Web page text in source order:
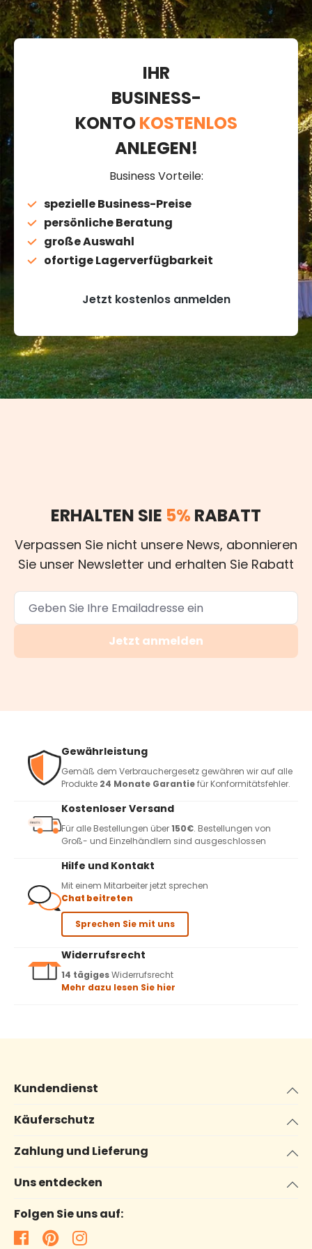
IHR
BUSINESS-
KONTOKOSTENLOS
ANLEGEN!
Business Vorteile:
spezielle Business-Preise
persönliche Beratung
große Auswahl
ofortige Lagerverfügbarkeit
Jetzt kostenlos anmelden
ERHALTEN SIE 5% RABATT
Verpassen Sie nicht unsere News, abonnieren
Sie unser Newsletter und erhalten Sie Rabatt
Jetzt anmelden
Gewährleistung
Gemäß dem Verbrauchergesetz gewähren wir auf alle
Produkte 24 Monate Garantiefür Konformitätsfehler.
Kostenloser Versand
Für alle Bestellungen über150€. Bestellungen von
Groß- und Einzelhändlern sind ausgeschlossen
Hilfe und Kontakt
Mit einem Mitarbeiter jetzt sprechen
Chat beitreten
Sprechen Sie mit uns
Widerrufsrecht
14 tägigesWiderrufsrecht
Mehr dazu lesen Sie hier
Kundendienst
Käuferschutz
Zahlung und Lieferung
Uns entdecken
Folgen Sie uns auf: